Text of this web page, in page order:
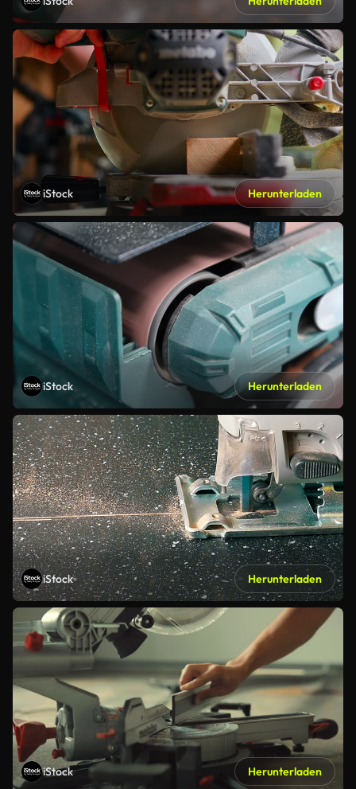
iStock Herunterladen
iStock Herunterladen
iStock Herunterladen
iStock Herunterladen